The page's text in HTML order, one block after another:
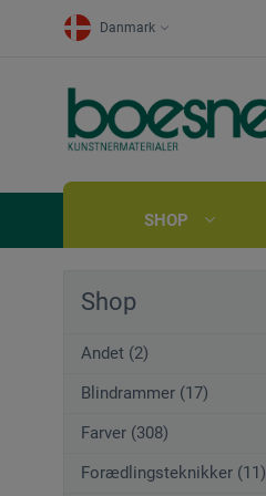
Danmark
SHOP
Shop
Andet (2)
Blindrammer (17)
Farver (308)
Forædlingsteknikker (11)